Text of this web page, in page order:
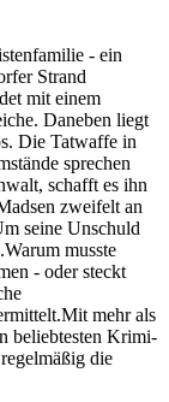
- ein
Strand
mit einem
Daneben liegt
Die Tatwaffe in
sprechen
schafft es ihn
zweifelt an
seine Unschuld
musste
- oder steckt
mehr als
beliebtesten Krimi-
die